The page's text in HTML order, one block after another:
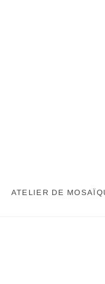
ATELIER DE